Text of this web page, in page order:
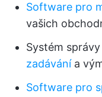
Software pro
vašich
Systém
zadávánía
Software pro